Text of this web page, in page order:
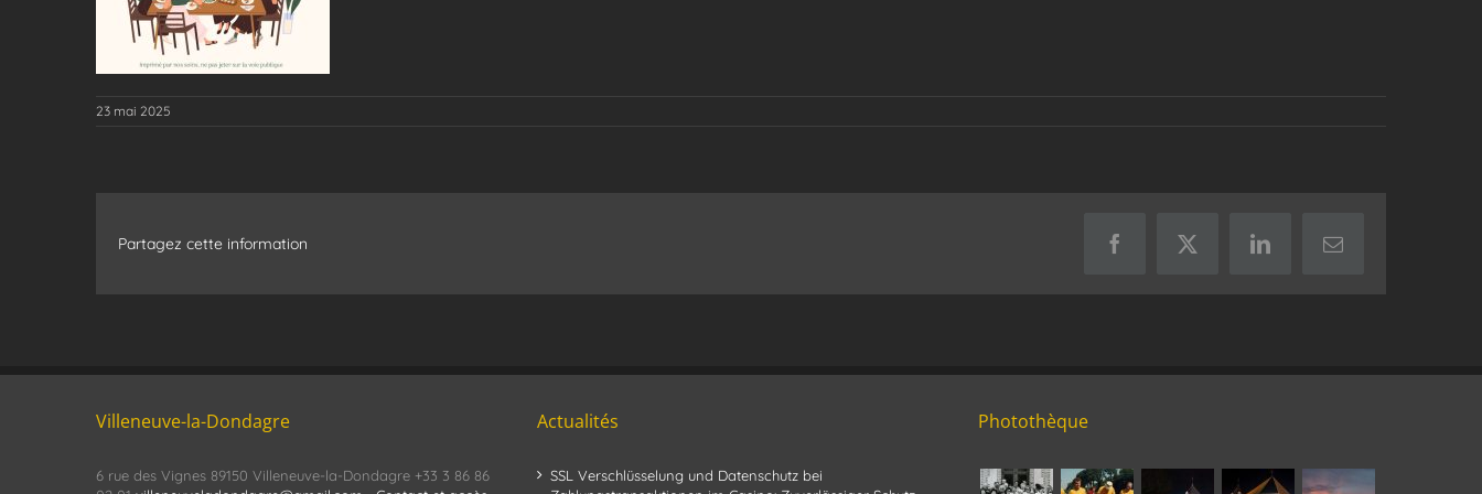
23 mai 2025
Partagez cette information FacebookX LinkedInEmail
Villeneuve-la-Dondagre
6 rue des Vignes 89150 Villeneuve-la-Dondagre +33 3 86 86
Actualités
SSL Verschlüsselung und Datenschutz bei
Photothèque